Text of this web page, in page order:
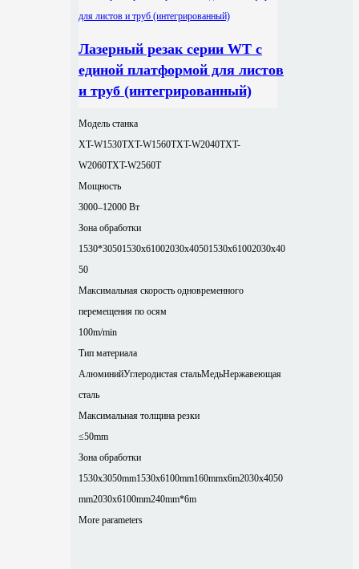
Лазерный резак серии WT с
единой платформой для листов
и труб (интегрированный)
Модель станка
XT-W1530TXT-W1560TXT-W2040TXT-
W2060TXT-W2560T
Мощность
3000–12000 Вт
Зона обработки
1530*30501530x61002030x40501530x61002030x40
50
Максимальная скорость одновременного
перемещения по осям
100m/min
Тип материала
АлюминийУглеродистая стальМедьНержавеющая
сталь
Максимальная толщина резки
≤50mm
Зона обработки
1530x3050mm1530x6100mm160mmx6m2030x4050
mm2030x6100mm240mm*6m
More parameters